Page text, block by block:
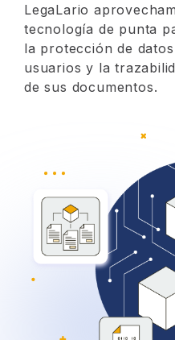
LegaLario
tecnología de punta
la protección de
usuarios y la
de sus documentos.